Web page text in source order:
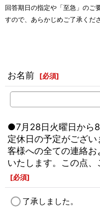
回答期日の指定や「至急」のご
すので、あらかじめご了承くださ
お名前 [必須]
●7月28日火曜日から
定休日の予定がござ
客様への全ての連絡
いたします。この点
[必須]
了承しました。